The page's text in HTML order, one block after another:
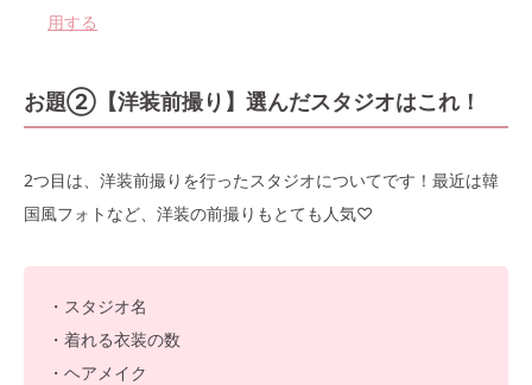
用する
お題②【洋装前撮り】選んだスタジオはこれ！
2つ目は、洋装前撮りを行ったスタジオについてです！最近は韓
国風フォトなど、洋装の前撮りもとても人気♡
・スタジオ名
・着れる衣装の数
・ヘアメイク